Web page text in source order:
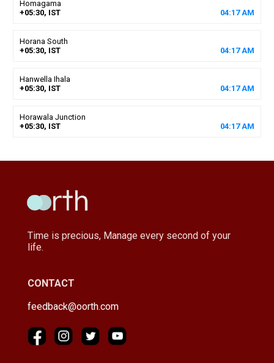
Homagama
+05:30, IST
04:17AM
Horana South
+05:30, IST
04:17AM
Hanwella Ihala
+05:30, IST
04:17AM
Horawala Junction
+05:30, IST
04:17AM
Time is precious, Manage every second of your
life.
CONTACT
feedback@oorth.com